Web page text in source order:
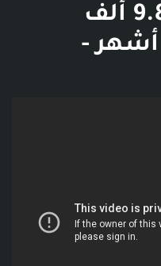
القناة - شريط - 9.8 ألف
مشاهدة - قبل 5 أشهر -